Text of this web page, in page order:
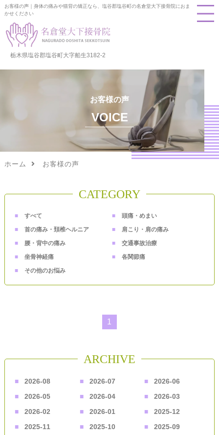
お客様の声｜身体の痛みや猫背の矯正なら、塩谷郡塩谷町の名倉堂大下接骨院におま
かせください
栃木県塩谷郡塩谷町大字船生3182-2
お客様の声
VOICE
ホーム お客様の声
CATEGORY
すべて
頭痛・めまい
首の痛み・頚椎ヘルニア
肩こり・肩の痛み
腰・背中の痛み
交通事故治療
坐骨神経痛
各関節痛
その他のお悩み
1
ARCHIVE
2026-08 2026-07
2026-06
2026-05
2026-04
2026-03
2026-02
2026-01
2025-12
2025-11
2025-10 2025-09